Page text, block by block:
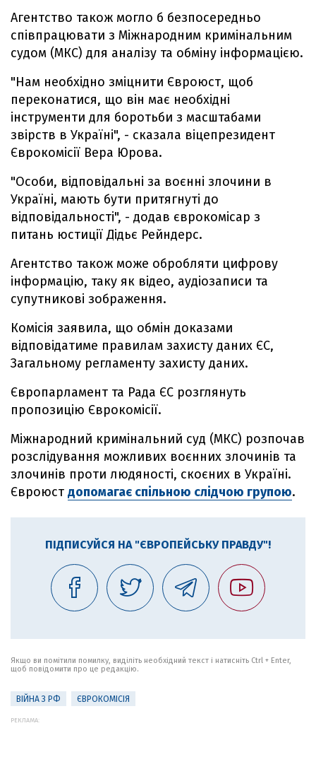
Агентство також могло б безпосередньо
співпрацювати з Міжнародним кримінальним
судом (МКС) для аналізу та обміну інформацією.
"Нам необхідно зміцнити Євроюст, щоб
переконатися, що він має необхідні
інструменти для боротьби з масштабами
звірств в Україні", - сказала віцепрезидент
Єврокомісії Вера Юрова.
"Особи, відповідальні за воєнні злочини в
Україні, мають бути притягнуті до
відповідальності", - додав єврокомісар з
питань юстиції Дідьє Рейндерс.
Агентство також може обробляти цифрову
інформацію, таку як відео, аудіозаписи та
супутникові зображення.
Комісія заявила, що обмін доказами
відповідатиме правилам захисту даних ЄС,
Загальному регламенту захисту даних.
Європарламент та Рада ЄС розглянуть
пропозицію Єврокомісії.
Міжнародний кримінальний суд (МКС) розпочав
розслідування можливих воєнних злочинів та
злочинів проти людяності, скоєних в Україні.
Євроюст допомагає спільною слідчою групою.
ПІДПИСУЙСЯ НА "ЄВРОПЕЙСЬКУ ПРАВДУ"!
Якщо ви помітили помилку, виділіть необхідний текст і натисніть Ctrl + Enter,
щоб повідомити про це редакцію.
ВІЙНА З РФ ЄВРОКОМІСІЯ
РЕКЛАМА: